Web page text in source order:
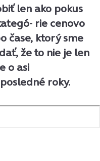
len ako pokus
rie cenovo
čase, ktorý sme
že to nie je len
o asi
roky.